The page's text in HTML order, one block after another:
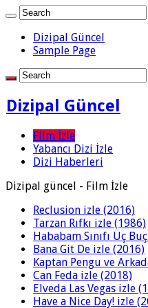
Dizipal Güncel
Sample Page
Dizipal Güncel
Film İzle
Yabancı Dizi İzle
Dizi Haberleri
Dizipal güncel - Film İzle
Reclusion izle (2016)
Tarzan Rıfkı izle (1986)
Hababam Sınıfı Üç
Bana Git De izle (2016)
Kaptan Pengu ve
Can Feda izle (2018)
Elveda Las Vegas izle
Have a Nice Day! izle